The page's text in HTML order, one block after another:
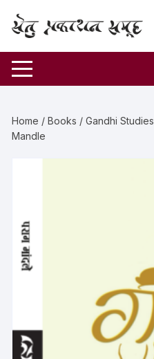
Home /Books /Gandhi Studies
Mandle